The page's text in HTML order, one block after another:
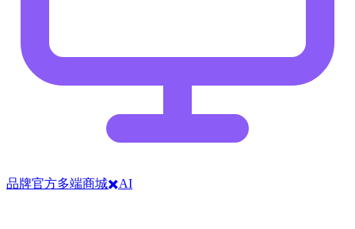
品牌官方多端商城✖️AI